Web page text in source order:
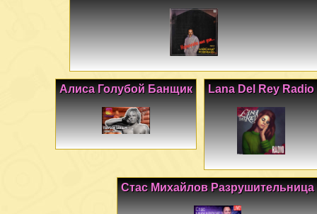
Lana Del Rey Radio
Алиса Голубой Банщик
Стас Михайлов Разрушительница